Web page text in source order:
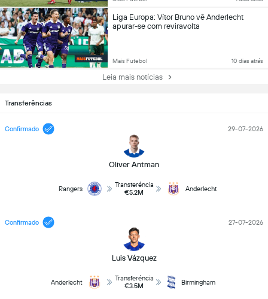
Liga Europa: Vítor Bruno vê Anderlecht
apurar-se com reviravolta
Mais Futebol 10 dias atrás
Leia mais notícias
Transferências
Confirmado
Oliver Antman
29-07-2026
Rangers
Transferéncia
€5.2M
Anderlecht
Confirmado
Luis Vázquez
27-07-2026
Anderlecht
Transferéncia
€3.5M
Birmingham